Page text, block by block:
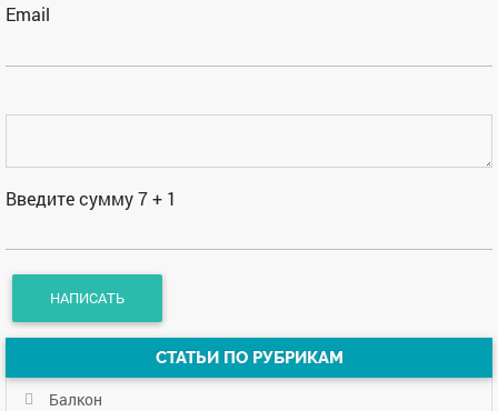
Email
Введите сумму 7 + 1
СТАТЬИ ПО РУБРИКАМ
Балкон